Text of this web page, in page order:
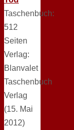
Taschenbuch:
512
Seiten
Verlag:
Blanvalet
Taschenbuch
Verlag
(15. Mai
2012)